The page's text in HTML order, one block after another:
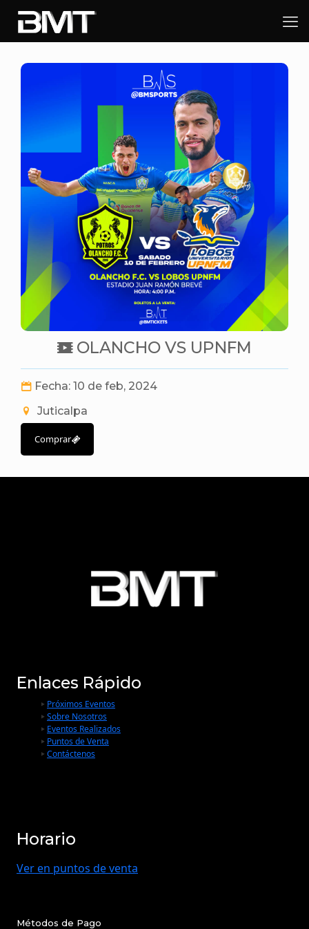
OLANCHO VS UPNFM
Fecha: 10 de feb, 2024
Juticalpa
Comprar
Enlaces Rápido
Próximos Eventos
Sobre Nosotros
Eventos Realizados
Puntos de Venta
Contáctenos
Horario
Ver en puntos de venta
Métodos de Pago